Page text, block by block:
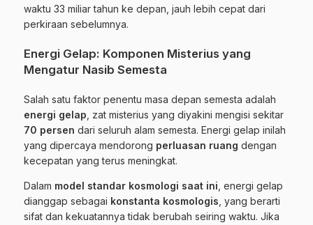
waktu 33 miliar tahun ke depan, jauh lebih cepat dari
perkiraan sebelumnya.
Energi Gelap: Komponen Misterius yang
Mengatur Nasib Semesta
Salah satu faktor penentu masa depan semesta adalah
energi gelap , zat misterius yang diyakini mengisi sekitar
70 persen dari seluruh alam semesta. Energi gelap inilah
yang dipercaya mendorong perluasan ruang dengan
kecepatan yang terus meningkat.
Dalam model standar kosmologi saat ini , energi gelap
dianggap sebagai konstanta kosmologis , yang berarti
sifat dan kekuatannya tidak berubah seiring waktu. Jika